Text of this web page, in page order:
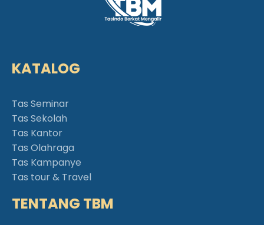
KATALOG
Tas Seminar
Tas Sekolah
Tas Kantor
Tas Olahraga
Tas Kampanye
Tas tour & Travel
TENTANG TBM